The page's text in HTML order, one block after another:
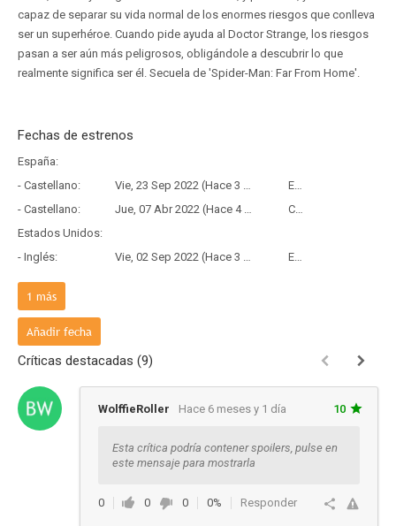
capaz de separar su vida normal de los enormes riesgos que conlleva
ser un superhéroe. Cuando pide ayuda al Doctor Strange, los riesgos
pasan a ser aún más peligrosos, obligándole a descubrir lo que
realmente significa ser él. Secuela de 'Spider-Man: Far From Home'.
Fechas de estrenos
España:
- Castellano:
Vie, 23 Sep 2022 (Hace 3 años y 10 meses)
Estreno
- Castellano:
Jue, 07 Abr 2022 (Hace 4 años y 4 meses)
Copia Física
Estados Unidos:
- Inglés:
Vie, 02 Sep 2022 (Hace 3 años y 11 meses)
Estreno
Francia:
- Frances:
1 más
Añadir fecha
Críticas destacadas (9)
WolffieRoller Hace 6 meses y 1 día 10
Esta crítica podría contener spoilers, pulse en
este mensaje para mostrarla
0 0 0 0% Responder